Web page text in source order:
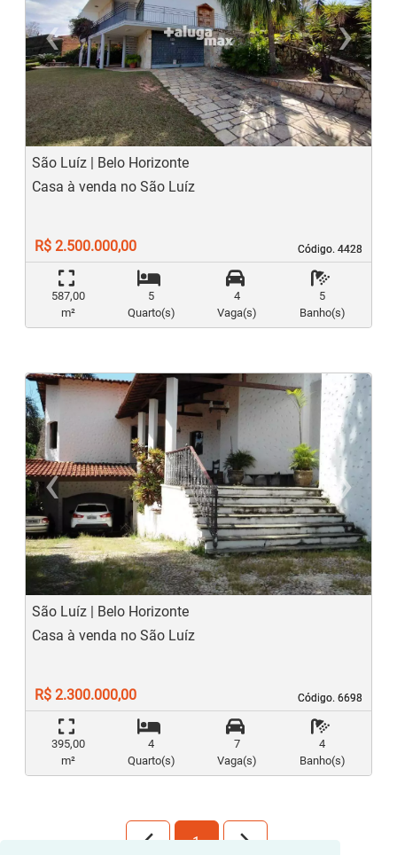
‹
Previous
›
São Luíz | Belo Horizonte
Código. 4428
Código. 4428
Casa à venda no São Luíz
R$ 2.500.000,00
587,00
m²
5
Quarto(s)
4
Vaga(s)
5
Banho(s)
‹
Previous
›
São Luíz | Belo Horizonte
Código. 6698
Código. 6698
Casa à venda no São Luíz
R$ 2.300.000,00
395,00
m²
4
Quarto(s)
7
Vaga(s)
4
Banho(s)
arrow_back_ios_new 1 arrow_forward_ios